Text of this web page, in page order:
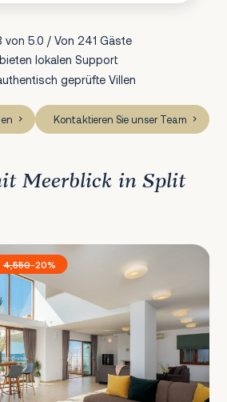
von 5.0 / Von 241 Gäste
lokalen Support
geprüfte Villen
Kontaktieren Sie unser Team
Meerblick in Split
4,550-20%